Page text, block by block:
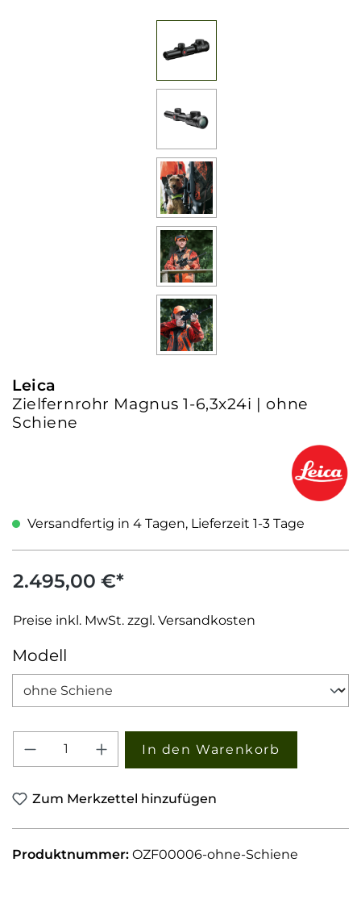
Leica
Zielfernrohr Magnus 1-6,3x24i | ohne
Schiene
2.495,00 €*
Preise inkl. MwSt. zzgl. Versandkosten
Versandfertig in 4 Tagen, Lieferzeit 1-3 Tage
Modell
Produkt Anzahl: Gib den
In den Warenkorb
Zum Merkzettel hinzufügen
Produktnummer: OZF00006-ohne-Schiene